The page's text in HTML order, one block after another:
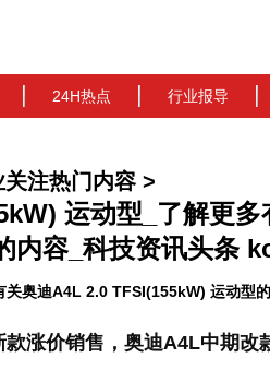
24H热点 行业报导
注热门内容 >
运动型_了解更
内容_科技资讯头条
奥迪A4L 2.0 TFSI(155kW) 运动型的
款涨价销售，奥迪A4L中期改